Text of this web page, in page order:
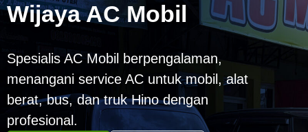
Wijaya AC Mobil
Spesialis AC Mobil berpengalaman,
menangani service AC untuk mobil, alat
berat, bus, dan truk Hino dengan
profesional.